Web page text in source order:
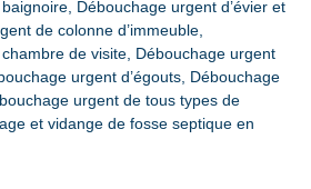
Débouchage urgent d’évier et
de colonne d’immeuble,
de visite, Débouchage urgent
urgent d’égouts, Débouchage
urgent de tous types de
et vidange de fosse septique en